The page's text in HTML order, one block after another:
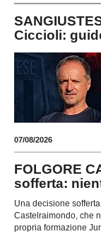
Ciccioli:
07/08/2026
FOLGORE
sofferta:
Una decisione
Castelraimondo, che
propria formazione